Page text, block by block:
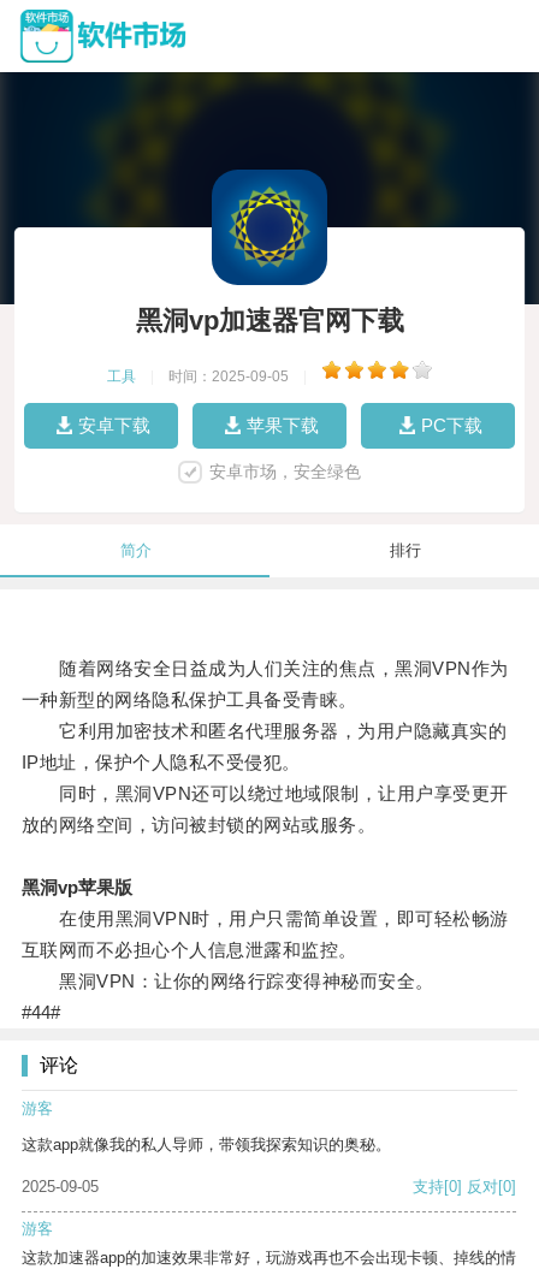
黑洞vp加速器官网下载
工具 时间：2025-09-05
安卓下载 苹果下载 PC下载
安卓市场，安全绿色
简介 排行
随着网络安全日益成为人们关注的焦点，黑洞VPN作为
一种新型的网络隐私保护工具备受青睐。
它利用加密技术和匿名代理服务器，为用户隐藏真实的
IP地址，保护个人隐私不受侵犯。
同时，黑洞VPN还可以绕过地域限制，让用户享受更开
放的网络空间，访问被封锁的网站或服务。
黑洞vp苹果版
在使用黑洞VPN时，用户只需简单设置，即可轻松畅游
互联网而不必担心个人信息泄露和监控。
黑洞VPN：让你的网络行踪变得神秘而安全。
#44#
评论
游客
这款app就像我的私人导师，带领我探索知识的奥秘。
2025-09-05 支持[0] 反对[0]
游客
这款加速器app的加速效果非常好，玩游戏再也不会出现卡顿、掉线的情